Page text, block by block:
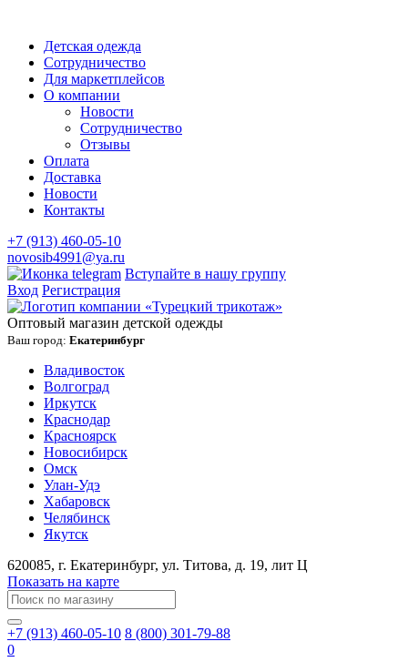
Детская одежда
Сотрудничество
Для маркетплейсов
О компании
Новости
Сотрудничество
Отзывы
Оплата
Доставка
Новости
Контакты
+7 (913) 460-05-10
novosib4991@ya.ru
Вступайте в нашу группу
Вход Регистрация
Оптовый магазин детской одежды
Ваш город: Екатеринбург
Владивосток
Волгоград
Иркутск
Краснодар
Красноярск
Новосибирск
Омск
Улан-Удэ
Хабаровск
Челябинск
Якутск
620085, г. Екатеринбург, ул. ​Титова, д. 19, лит Ц
Показать на карте
+7 (913) 460-05-10 8 (800) 301-79-88
0